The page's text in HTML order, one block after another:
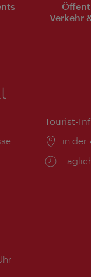
Verkehr
Tourist-
Ort:
in der